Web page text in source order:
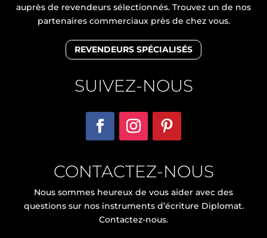
auprès de revendeurs sélectionnés. Trouvez un de nos
partenaires commerciaux près de chez vous.
REVENDEURS SPÉCIALISÉS
SUIVEZ-NOUS
CONTACTEZ-NOUS
Nous sommes heureux de vous aider avec des
questions sur nos instruments d’écriture Diplomat.
Contactez-nous.